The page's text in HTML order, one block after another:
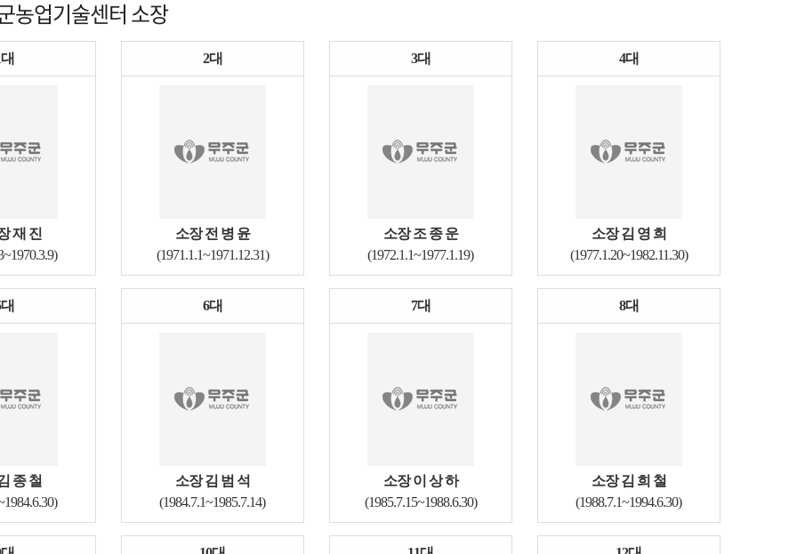
농업기술센터 소장
재 진
2대
소장 전 병 윤
(1971.1.1~1971.12.31)
3대
소장 조 종 운
(1972.1.1~1977.1.19)
4대
소장 김 영 희
(1977.1.20~1982.11.30)
종 철
6대
소장 김 범 석
(1984.7.1~1985.7.14)
7대
소장 이 상 하
(1985.7.15~1988.6.30)
8대
소장 김 희 철
(1988.7.1~1994.6.30)